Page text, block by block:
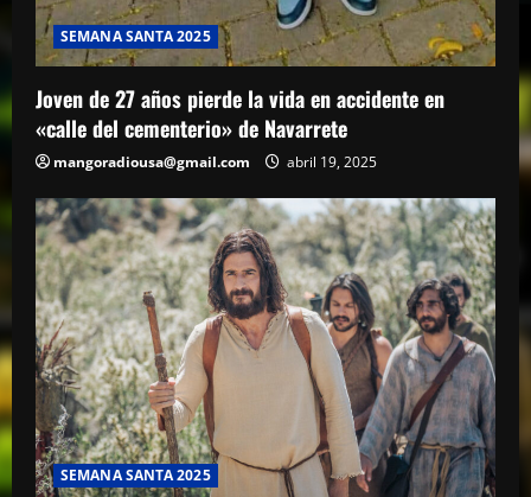
SEMANA SANTA 2025
Joven de 27 años pierde la vida en accidente en
«calle del cementerio» de Navarrete
mangoradiousa@gmail.com abril 19, 2025
SEMANA SANTA 2025